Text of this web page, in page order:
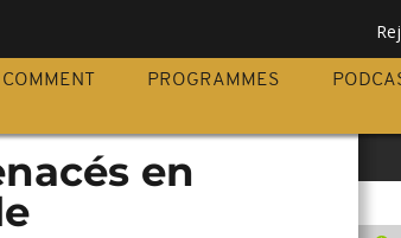
PROGRAMMES
en